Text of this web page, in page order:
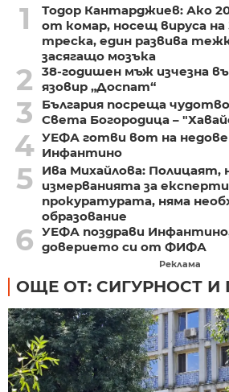
1
Тодор Кантарджиев: Ако
от комар, носещ вируса на
треска, един развива
засягащо мозъка
2
38-годишен мъж изчезна
язовир „Доспат“
3
България посреща
Света Богородица –
4 УЕФА готви вот на
Инфантино
5
Ива Михайлова: Полицаят,
измерванията за
прокуратурата, няма
образование
6 УЕФА поздрави
доверието си от ФИФА
Реклама
ОЩЕ ОТ: СИГУРНОСТ И